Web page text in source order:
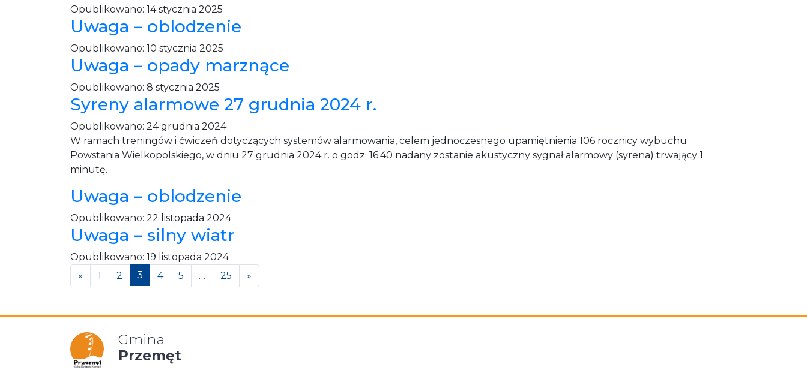
Opublikowano: 14 stycznia 2025
Uwaga – oblodzenie
Opublikowano: 10 stycznia 2025
Uwaga – opady marznące
Opublikowano: 8 stycznia 2025
Syreny alarmowe 27 grudnia 2024 r.
Opublikowano: 24 grudnia 2024
W ramach treningów i ćwiczeń dotyczących systemów alarmowania, celem jednoczesnego upamiętnienia 106 rocznicy wybuchu
Powstania Wielkopolskiego, w dniu 27 grudnia 2024 r. o godz. 16:40 nadany zostanie akustyczny sygnał alarmowy (syrena) trwający 1
minutę.
Uwaga – oblodzenie
Opublikowano: 22 listopada 2024
Uwaga – silny wiatr
Opublikowano: 19 listopada 2024
Posts navigation
« 1 2 3 4 5 … 25 »
Gmina
Przemęt